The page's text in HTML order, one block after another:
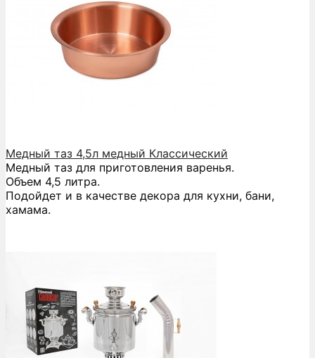
Медный таз 4,5л медный Классический
Медный таз для приготовления варенья.
Объем 4,5 литра.
Подойдет и в качестве декора для кухни, бани,
хамама.